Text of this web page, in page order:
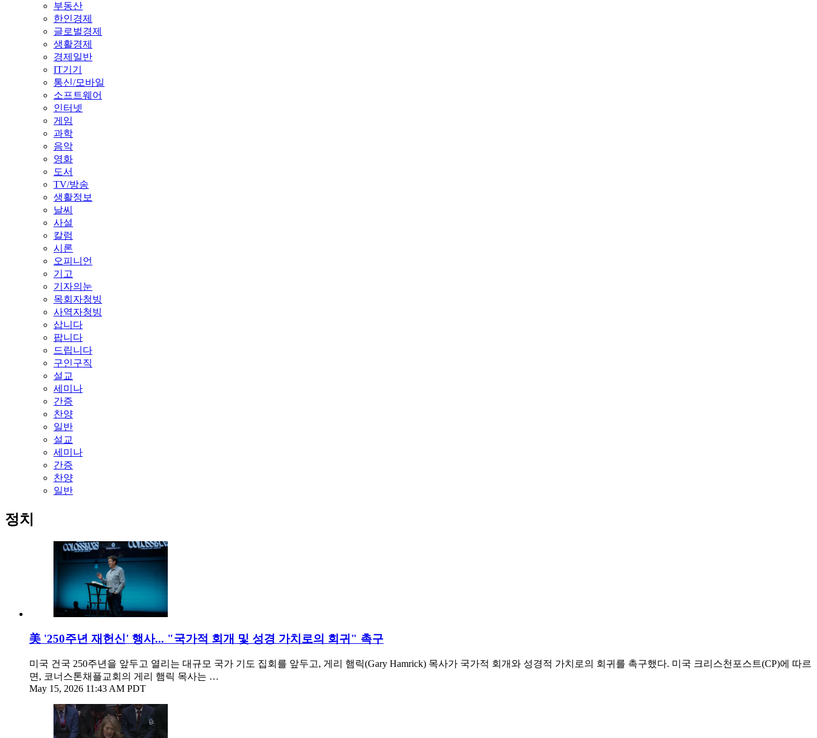
부동산
한인경제
글로벌경제
생활경제
경제일반
IT기기
통신/모바일
소프트웨어
인터넷
게임
과학
음악
영화
도서
TV/방송
생활정보
날씨
사설
칼럼
시론
오피니언
기고
기자의눈
목회자청빙
사역자청빙
삽니다
팝니다
드립니다
구인구직
설교
세미나
간증
찬양
일반
설교
세미나
간증
찬양
일반
정치
美 '250주년 재헌신' 행사... "국가적 회개 및 성경 가치로의 회귀" 촉구
미국 건국 250주년을 앞두고 열리는 대규모 국가 기도 집회를 앞두고, 게리 햄릭(Gary Hamrick) 목사가 국가적 회개와 성경적 가치로의 회귀를 촉구했다. 미국 크리스천포스트(CP)에 따르
면, 코너스톤채플교회의 게리 햄릭 목사는 …
May 15, 2026 11:43 AM PDT